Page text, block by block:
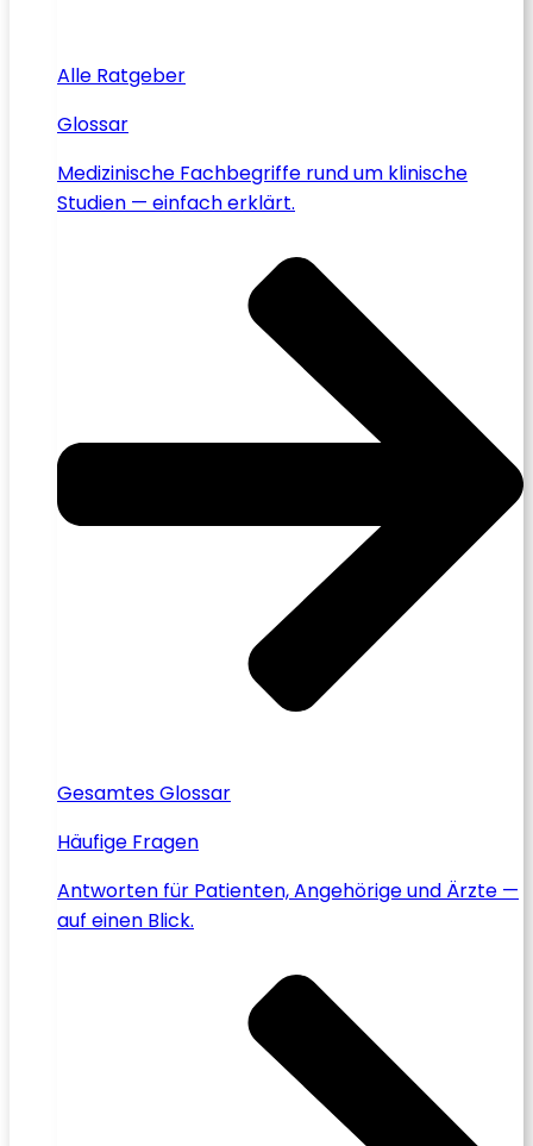
Alle Ratgeber
Glossar
Medizinische Fachbegriffe rund um klinische
Studien — einfach erklärt.
Gesamtes Glossar
Häufige Fragen
Antworten für Patienten, Angehörige und Ärzte —
auf einen Blick.